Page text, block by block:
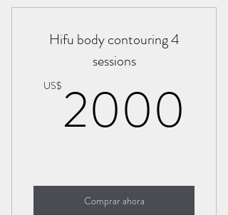
session every 4 Weekes
Hifu body contouring 4
sessions
US$ 2000
Comprar ahora